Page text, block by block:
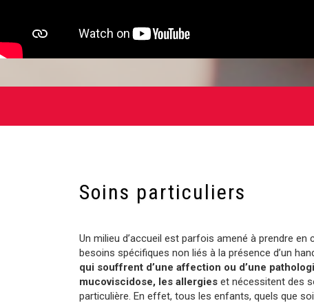
Soins particuliers
Un milieu d’accueil est parfois amené à prendre
besoins spécifiques non liés à la présence d’un
qui souffrent d’une affection ou d’une
mucoviscidose, les allergies et nécessitent des
particulière. En effet, tous les enfants, quels que